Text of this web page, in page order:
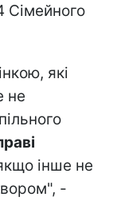
Сімейного
які
не
інше не
-